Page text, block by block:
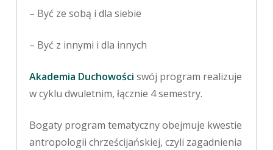
– Być ze sobą i dla siebie
– Być z innymi i dla innych
Akademia Duchowości swój program realizuje
w cyklu dwuletnim, łącznie 4 semestry.
Bogaty program tematyczny obejmuje kwestie
antropologii chrześcijańskiej, czyli zagadnienia